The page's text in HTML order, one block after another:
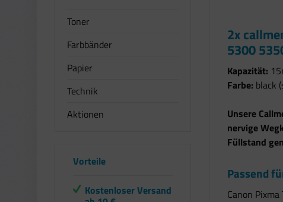
Toner
Farbbänder
Papier
Technik
Aktionen
Vorteile
Kostenloser Versand
2x
5300
Kapazität:
Farbe: black
Unsere
nervige
Füllstand
Passend
Canon